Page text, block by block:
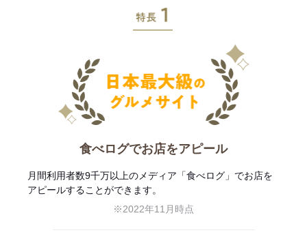
食べログでお店をアピール
月間利用者数9千万以上のメディア「食べログ」でお店を
アピールすることができます。
※2022年11月時点